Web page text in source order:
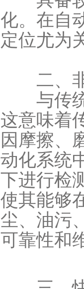
化。在自
定位尤为
二、非
与传统
这意味着
因摩擦、
动化系统
下进行检
使其能够
尘、油污
可靠性和